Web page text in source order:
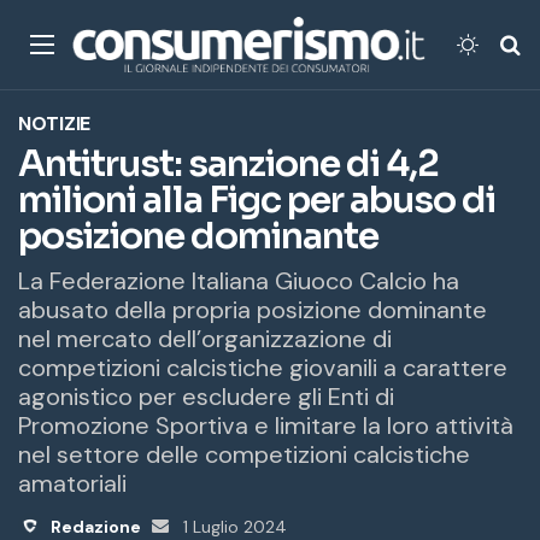
Menu
NOTIZIE
Antitrust: sanzione di 4,2
milioni alla Figc per abuso di
posizione dominante
La Federazione Italiana Giuoco Calcio ha
abusato della propria posizione dominante
nel mercato dell’organizzazione di
competizioni calcistiche giovanili a carattere
agonistico per escludere gli Enti di
Promozione Sportiva e limitare la loro attività
nel settore delle competizioni calcistiche
amatoriali
Redazione
Invia
1 Luglio 2024